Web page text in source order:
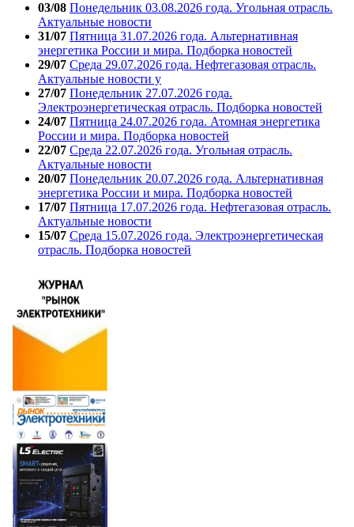
03/08 Понедельник 03.08.2026 года. Угольная отрасль.
Актуальные новости
31/07 Пятница 31.07.2026 года. Альтернативная
энергетика России и мира. Подборка новостей
29/07 Среда 29.07.2026 года. Нефтегазовая отрасль.
Актуальные новости у
27/07 Понедельник 27.07.2026 года.
Электроэнергетическая отрасль. Подборка новостей
24/07 Пятница 24.07.2026 года. Атомная энергетика
России и мира. Подборка новостей
22/07 Среда 22.07.2026 года. Угольная отрасль.
Актуальные новости
20/07 Понедельник 20.07.2026 года. Альтернативная
энергетика России и мира. Подборка новостей
17/07 Пятница 17.07.2026 года. Нефтегазовая отрасль.
Актуальные новости
15/07 Среда 15.07.2026 года. Электроэнергетическая
отрасль. Подборка новостей